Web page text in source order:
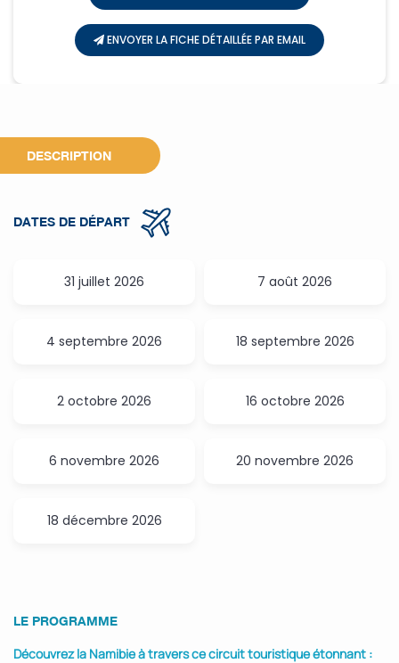
ENVOYER LA FICHE DÉTAILLÉE PAR EMAIL
DESCRIPTION
DATES DE DÉPART
31 juillet 2026 7 août 2026
4 septembre 2026 18 septembre 2026
2 octobre 2026 16 octobre 2026
6 novembre 2026 20 novembre 2026
18 décembre 2026
LE PROGRAMME
Découvrez la Namibie à travers ce circuit touristique étonnant :